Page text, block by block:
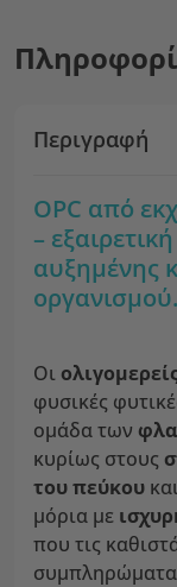
Περιγραφή
OPC από
–
αυξημένης
οργανισμού.
Οι
φυσικές
ομάδα των
κυρίως στους
του πεύκου
μόρια με
που τις